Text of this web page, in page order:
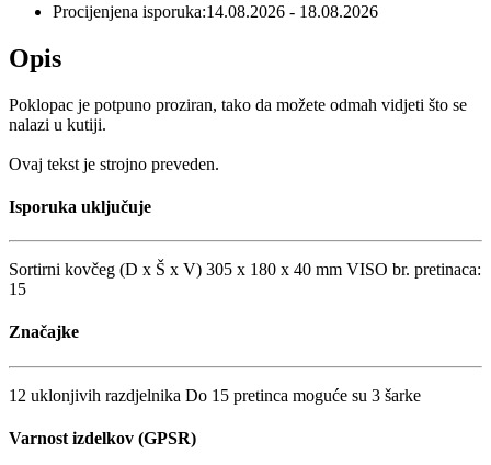
Procijenjena isporuka:14.08.2026 - 18.08.2026
Opis
Poklopac je potpuno proziran, tako da možete odmah vidjeti što se
nalazi u kutiji.
Ovaj tekst je strojno preveden.
Isporuka uključuje
Sortirni kovčeg (D x Š x V) 305 x 180 x 40 mm VISO br. pretinaca:
15
Značajke
12 uklonjivih razdjelnika Do 15 pretinca moguće su 3 šarke
Varnost izdelkov (GPSR)